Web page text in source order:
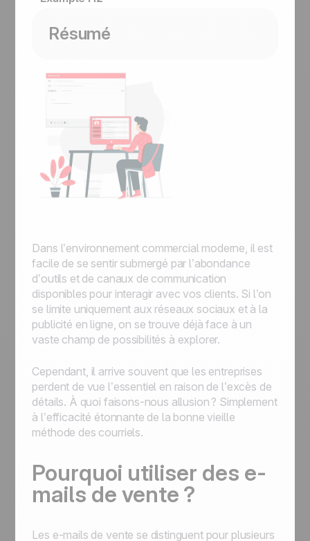
Résumé
Dans l’environnement commercial moderne, il est
facile de se sentir submergé par l’abondance
d’outils et de canaux de communication
disponibles pour interagir avec vos clients. Si l’on
se limite uniquement aux réseaux sociaux et à la
publicité en ligne, on se trouve déjà face à un
vaste champ de possibilités à explorer.
Cependant, il arrive souvent que les entreprises
perdent de vue l’essentiel en raison de l’excès de
détails. À quoi faisons-nous allusion ? Simplement
à l’efficacité étonnante de la bonne vieille
méthode des courriels.
Pourquoi utiliser des e-
mails de vente ?
Les e-mails de vente se distinguent pour plusieurs